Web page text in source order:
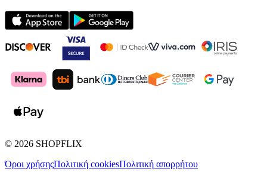
© 2026 SHOPFLIX
Όροι χρήσηςΠολιτική cookiesΠολιτική απορρήτου